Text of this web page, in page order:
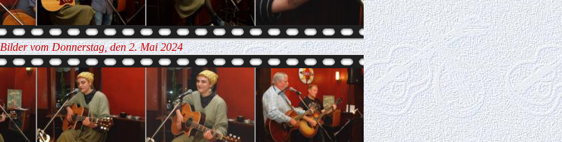
Bilder vom Donnerstag, den 2. Mai 2024